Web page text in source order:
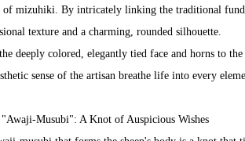
of mizuhiki. By intricately linking the traditional
texture and a charming, rounded silhouette.
deeply colored, elegantly tied face and horns to
sense of the artisan breathe life into every
Musubi": A Knot of Auspicious Wishes